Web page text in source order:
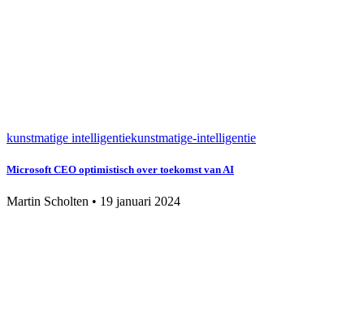
kunstmatige intelligentiekunstmatige-intelligentie
Microsoft CEO optimistisch over toekomst van AI
Martin Scholten • 19 januari 2024